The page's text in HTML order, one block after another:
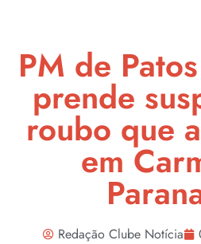
PM de
prende
roubo que
em
Redação Clube Notícia